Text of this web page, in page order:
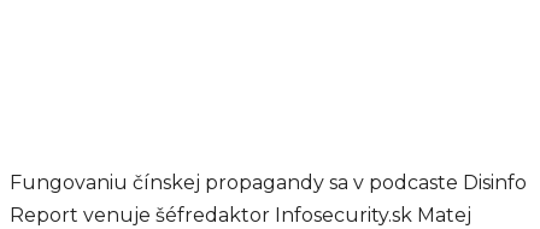
Fungovaniu čínskej propagandy sa v podcaste Disinfo
Report venuje šéfredaktor Infosecurity.sk Matej